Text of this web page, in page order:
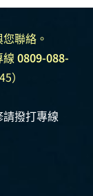
聯絡。
0809-088-
）
撥打專線